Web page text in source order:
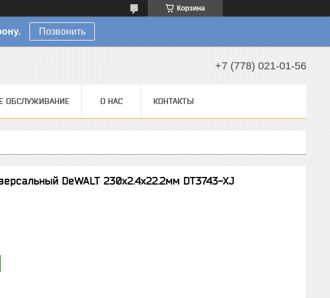
Корзина
Позвонить
+7 (778) 021-01-56
ОБСЛУЖИВАНИЕ О НАС КОНТАКТЫ
DeWALT 230х2.4х22.2мм DT3743-XJ